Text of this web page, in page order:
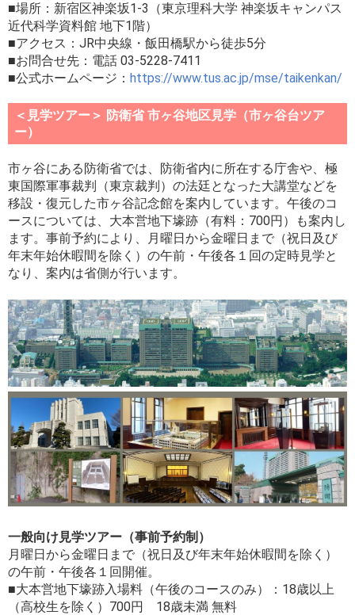
■場所：新宿区神楽坂1-3（東京理科大学 神楽坂キャンパス
近代科学資料館 地下1階）
■アクセス：JR中央線・飯田橋駅から徒歩5分
■お問合せ先：電話 03-5228-7411
■公式ホームページ： https://www.tus.ac.jp/mse/taikenkan/
＜見学ツアー＞ 防衛省 市ヶ谷地区見学（市ヶ谷台ツア
ー）
市ヶ谷にある防衛省では、防衛省内に所在する庁舎や、極
東国際軍事裁判（東京裁判）の法廷となった大講堂などを
移設・復元した市ヶ谷記念館を案内しています。午後のコ
ースについては、大本営地下壕跡（有料：700円）も案内し
ます。事前予約により、月曜日から金曜日まで（祝日及び
年末年始休暇間を除く）の午前・午後各１回の定時見学と
なり、案内は省側が行います。
一般向け見学ツアー（事前予約制）
月曜日から金曜日まで（祝日及び年末年始休暇間を除く）
の午前・午後各１回開催。
■大本営地下壕跡入場料（午後のコースのみ）：18歳以上
（高校生を除く）700円 18歳未満 無料